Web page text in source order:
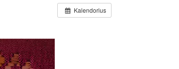
Kalendorius